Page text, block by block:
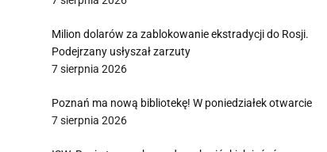
Milion dolarów za zablokowanie ekstradycji do Rosji.
Podejrzany usłyszał zarzuty
7 sierpnia 2026
Poznań ma nową bibliotekę! W poniedziałek otwarcie
7 sierpnia 2026